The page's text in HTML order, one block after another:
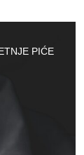
PIĆE